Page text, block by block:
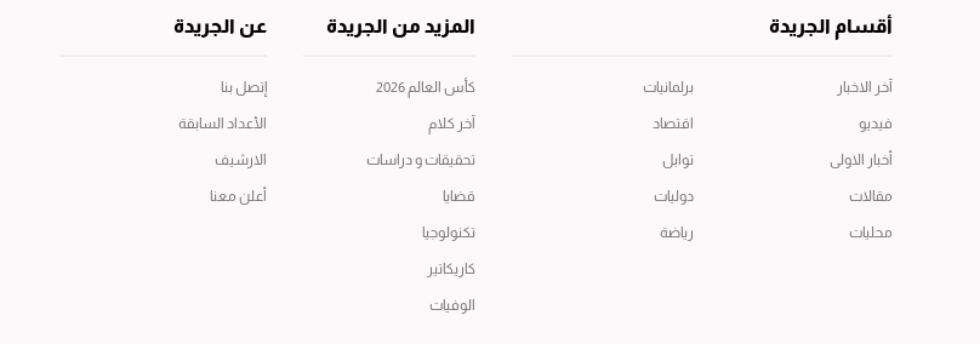
أقسام الجريدة
آخر الاخبار
فيديو
أخبار الاولى
مقالات
محليات
برلمانيات
اقتصاد
توابل
دوليات
رياضة
المزيد من الجريدة
كأس العالم 2026
آخر كلام
تحقيقات و دراسات
قضايا
تكنولوجيا
كاريكاتير
الوفيات
عن الجريدة
إتصل بنا
الأعداد السابقة
الارشيف
أعلن معنا